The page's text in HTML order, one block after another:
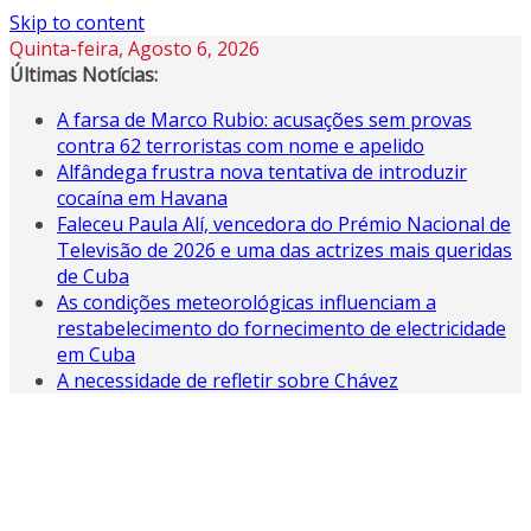
Skip to content
Quinta-feira, Agosto 6, 2026
Últimas Notícias:
A farsa de Marco Rubio: acusações sem provas
contra 62 terroristas com nome e apelido
Alfândega frustra nova tentativa de introduzir
cocaína em Havana
Faleceu Paula Alí, vencedora do Prémio Nacional de
Televisão de 2026 e uma das actrizes mais queridas
de Cuba
As condições meteorológicas influenciam a
restabelecimento do fornecimento de electricidade
em Cuba
A necessidade de refletir sobre Chávez